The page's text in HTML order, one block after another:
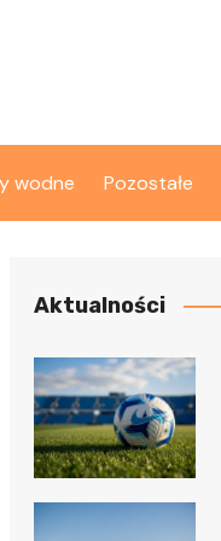
wodne Pozostałe
Aktualności